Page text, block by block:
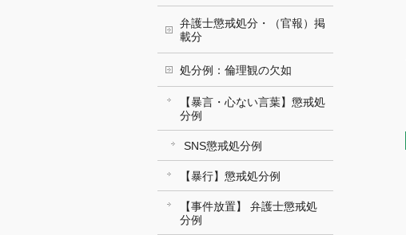
弁護士懲戒処分・（官報）掲
載分
処分例：倫理観の欠如
【暴言・心ない言葉】懲戒処
分例
SNS懲戒処分例
【暴行】懲戒処分例
【事件放置】 弁護士懲戒処
分例